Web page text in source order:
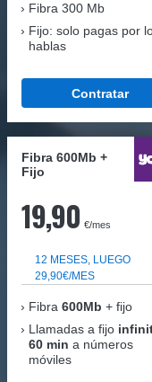
Fibra 300 Mb
Fijo: solo pagas por
hablas
Contratar
Fibra 600Mb +
Fijo
19,90 €/mes
12 MESES, LUEGO
29,90€/MES
Fibra 600Mb + fijo
Llamadas a fijo
60 min a números
móviles